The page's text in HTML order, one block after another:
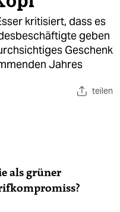
kritisiert, dass es
geben
Geschenk
Jahres
teilen
als grüner